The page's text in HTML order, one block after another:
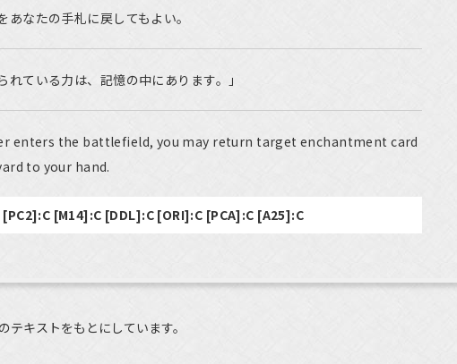
あなたの手札に戻してもよい。
れている力は、記憶の中にあります。」
enters the battlefield, you may return target enchantment card
to your hand.
[M14]:C [DDL]:C [ORI]:C [PCA]:C [A25]:C
キストをもとにしています。